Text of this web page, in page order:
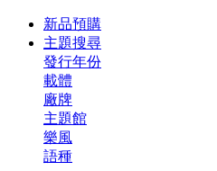
新品預購
主題搜尋
發行年份
載體
廠牌
主題館
樂風
語種